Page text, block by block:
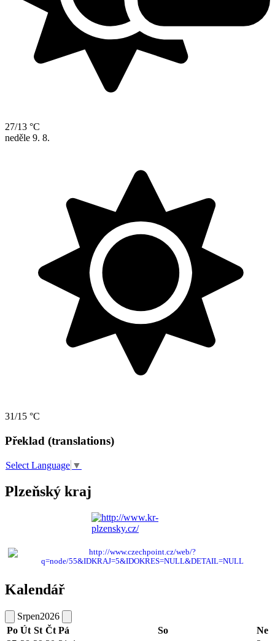
27/13 °C
neděle 9. 8.
31/15 °C
Překlad (translations)
Select Language ▼
Plzeňský kraj
Kalendář
Srpen2026
Po Út St Čt Pá So
Ne